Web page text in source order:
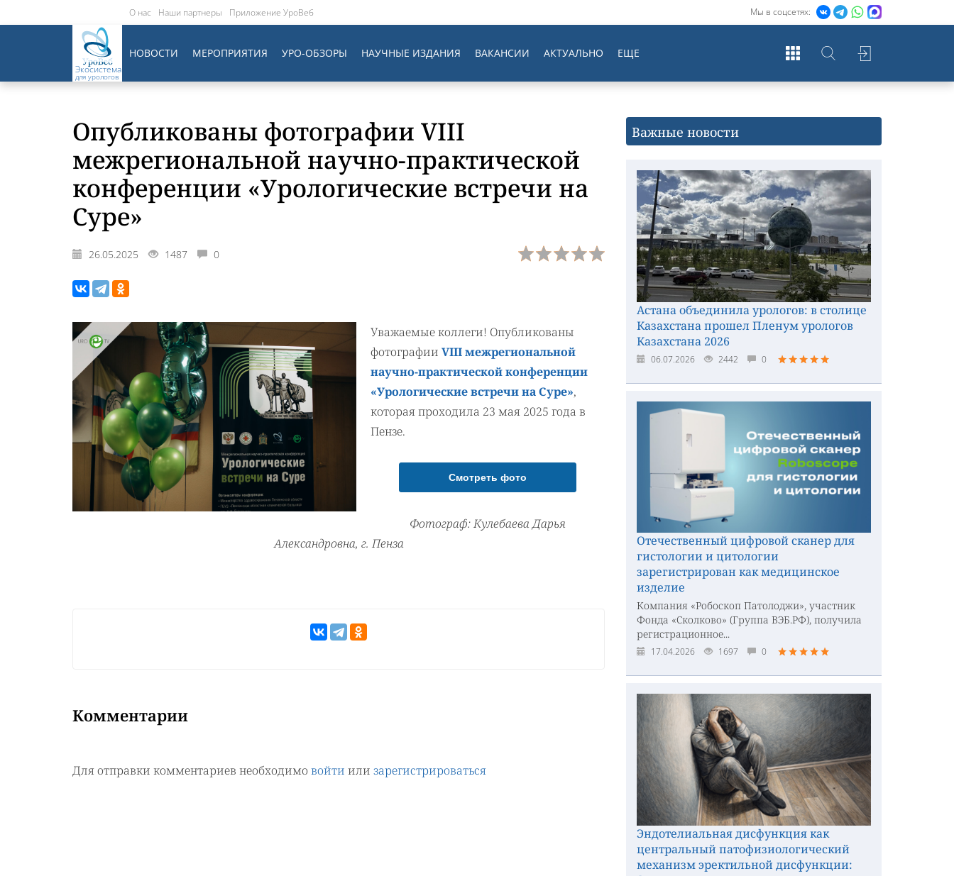
Мы в соцсетях:
О нас Наши партнеры Приложение УроВеб
Экосистема
для урологов
НОВОСТИ МЕРОПРИЯТИЯ УРО-ОБЗОРЫ НАУЧНЫЕ ИЗДАНИЯ ВАКАНСИИ АКТУАЛЬНО ЕЩЕ
Опубликованы фотографии VIII
межрегиональной научно-практической
конференции «Урологические встречи на
Суре»
26.05.2025 1487 0
Уважаемые коллеги! Опубликованы
фотографии VIII межрегиональной
научно-практической конференции
«Урологические встречи на Суре»,
которая проходила 23 мая 2025 года в
Пензе.
Смотреть фото
Фотограф: Кулебаева Дарья
Александровна, г. Пенза
Комментарии
Для отправки комментариев необходимо войти или зарегистрироваться
Важные новости
Астана объединила урологов: в столице
Казахстана прошел Пленум урологов
Казахстана 2026
06.07.2026 2442 0
Отечественный цифровой сканер для
гистологии и цитологии
зарегистрирован как медицинское
изделие
Компания «Робоскоп Патолоджи», участник
Фонда «Сколково» (Группа ВЭБ.РФ), получила
регистрационное...
17.04.2026 1697 0
Эндотелиальная дисфункция как
центральный патофизиологический
механизм эректильной дисфункции: